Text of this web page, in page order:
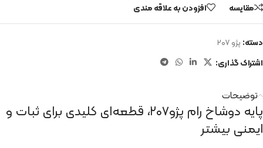
مقایسه افزودن به علاقه مندی
دسته: پژو ۲۰۷
اشتراک گذاری:
توضیحات
پایه دوشاخ رام پژو۲۰۷، قطعه‌ای کلیدی برای ثبات و
ایمنی بیشتر